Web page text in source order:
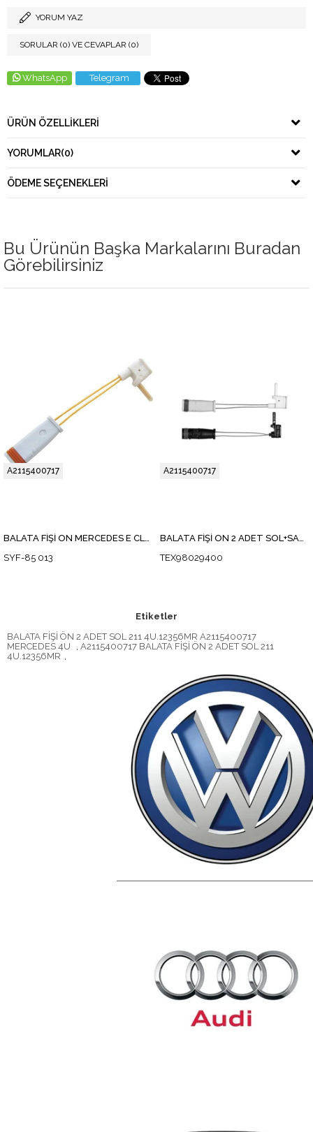
YORUM YAZ
SORULAR (0) VE CEVAPLAR (0)
WhatsApp Telegram
ÜRÜN ÖZELLIKLERI
YORUMLAR(0)
ÖDEME SEÇENEKLERI
Bu Ürünün Başka Markalarını Buradan
Görebilirsiniz
BALATA FİŞİ ÖN MERCEDES E CLASS W211-219 2002-2009 102mm 98029400
SYF-85 013
A2115400717
BALATA FİŞİ ÖN 2 ADET SOL+SAĞ 211
TEX98029400
A2115400717
Etiketler
BALATA FİŞİ ÖN 2 ADET SOL 211 4U.12356MR A2115400717
MERCEDES 4U
, A2115400717 BALATA FİŞİ ÖN 2 ADET SOL 211
4U.12356MR ,